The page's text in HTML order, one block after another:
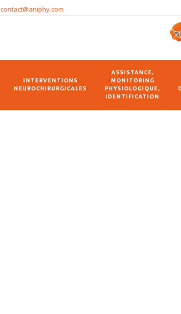
contact@aniphy.com
INTERVENTIONS
NEUROCHIRURGICALES
ASSISTANCE,
MONITORING
PHYSIOLOGIQUE,
IDENTIFICATION